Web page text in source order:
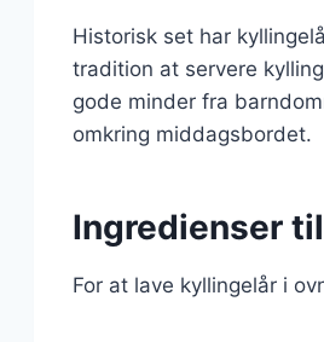
Historisk set har
tradition at servere
gode minder fra
omkring middagsbordet.
Ingredienser
For at lave kyllingelår i